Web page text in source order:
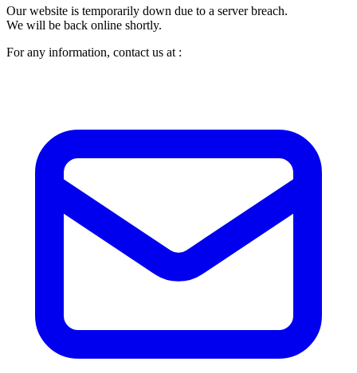
Our website is temporarily down due to a server breach.
We will be back online shortly.
For any information, contact us at :